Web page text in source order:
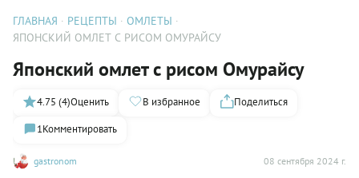
ГЛАВНАЯ РЕЦЕПТЫ
ОМЛЕТЫ
ЯПОНСКИЙ ОМЛЕТ С РИСОМ ОМУРАЙСУ
Японский омлет с рисом Омурайсу
gastronom 08 сентября 2024 г.
4.75 (4)Оценить В избранное
Поделиться
1Комментировать